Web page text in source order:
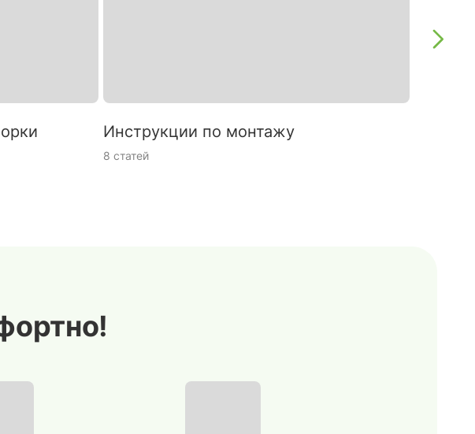
Инструкции по монтажу
8 статей